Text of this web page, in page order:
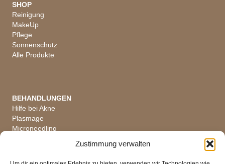
Zustimmung verwalten
SHOP
Reinigung
MakeUp
Pflege
Sonnenschutz
Alle Produkte
BEHANDLUNGEN
Hilfe bei Akne
Plasmage
Microneedling